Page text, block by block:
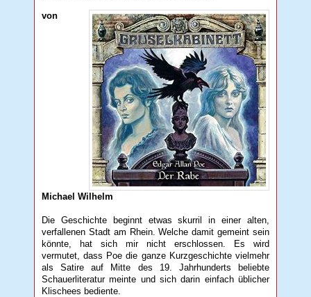
von
Michael Wilhelm
Die Geschichte beginnt etwas skurril in einer alten,
verfallenen Stadt am Rhein. Welche damit gemeint sein
könnte, hat sich mir nicht erschlossen. Es wird
vermutet, dass Poe die ganze Kurzgeschichte vielmehr
als Satire auf Mitte des 19. Jahrhunderts beliebte
Schauerliteratur meinte und sich darin einfach üblicher
Klischees bediente.